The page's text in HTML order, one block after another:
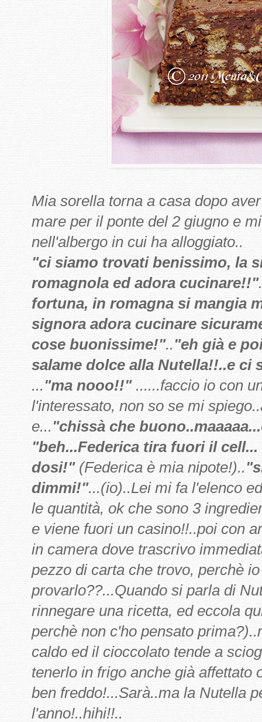
Mia sorella torna a casa dopo
mare per il ponte del 2 giugno e
nell'albergo in cui ha alloggiato..
"ci siamo trovati benissimo, la
romagnola ed adora cucinare!!"
fortuna, in romagna si mangia
signora adora cucinare
cose buonissime!".."eh già e
salame dolce alla Nutella!!..e ci
..."ma nooo!!" ......faccio io con
l'interessato, non so se mi
e... "chissà che
"beh...Federica tira fuori il
dosi!"(Federica è mia nipote!)..
dimmi!"...(io)..Lei mi fa l'elenco
le quantità, ok che sono 3
e viene fuori un casino!!..poi con
in camera dove trascrivo
pezzo di carta che trovo, perchè
provarlo??...Quando si parla di
rinnegare una ricetta, ed eccola
perchè non c'ho pensato
caldo ed il cioccolato tende a
tenerlo in frigo anche già affettato
ben freddo!...Sarà..ma la Nutella
l'anno!..hihi!!..